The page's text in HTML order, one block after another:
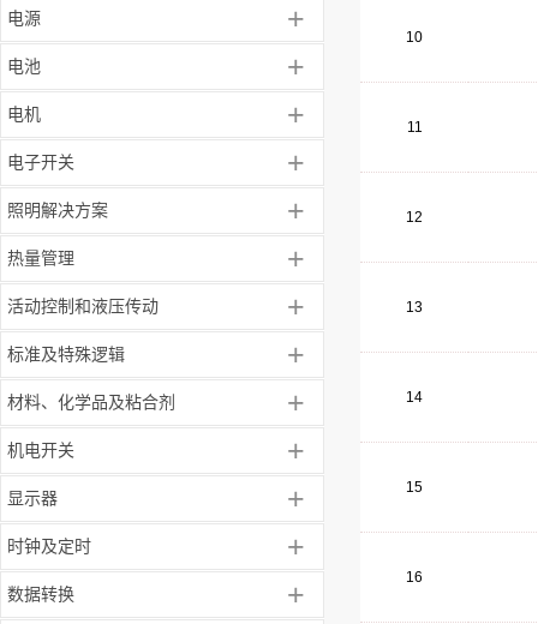
电源 +
电池 +
电机 +
电子开关 +
照明解决方案 +
热量管理 +
活动控制和液压传动 +
标准及特殊逻辑 +
材料、化学品及粘合剂 +
机电开关 +
显示器 +
时钟及定时 +
数据转换 +
10
11
12
13
14
15
16